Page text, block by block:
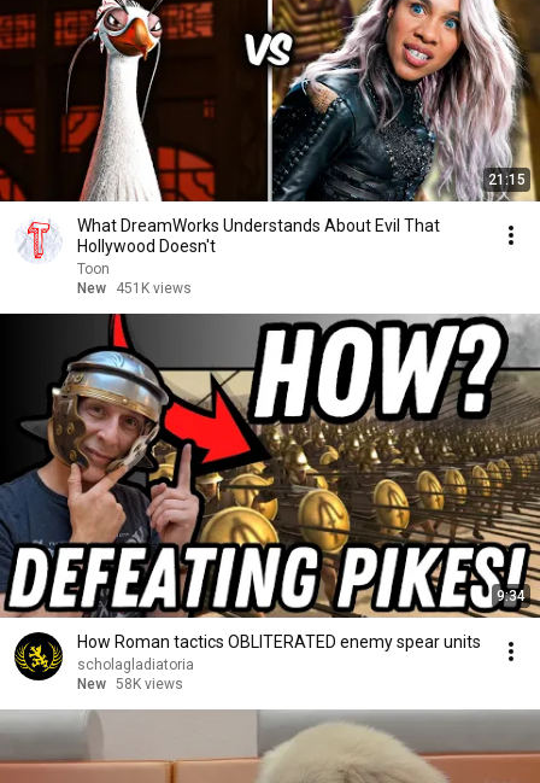
21:15
What DreamWorks Understands About Evil That
Hollywood Doesn't
Toon
New
451K views
9:34
How Roman tactics OBLITERATED enemy spear units
scholagladiatoria
New 58K views